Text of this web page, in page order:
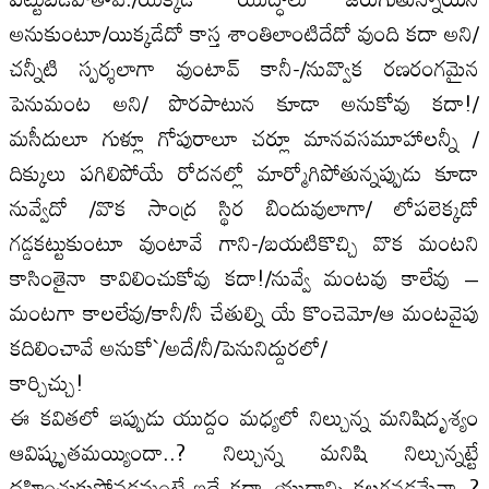
అనుకుంటూ/యిక్కడేదో కాస్త శాంతిలాంటిదేదో వుంది కదా అని/
చన్నీటి స్పర్శలాగా వుంటావ్‌ కానీ-/నువ్వొక రణరంగమైన
పెనుమంట అని/ పొరపాటున కూడా అనుకోవు కదా!/
మసీదులూ గుళ్లూ గోపురాలూ చర్లూ మానవసమూహాలన్నీ /
దిక్కులు పగిలిపోయే రోదనల్లో మార్మోగిపోతున్నప్పుడు కూడా
నువ్వేదో /వొక సాంద్ర స్థిర బిందువులాగా/ లోపలెక్కడో
గడ్డకట్టుకుంటూ వుంటావే గాని-/బయటికొచ్చి వొక మంటని
కాసింతైనా కావిలించుకోవు కదా!/నువ్వే మంటవు కాలేవు –
మంటగా కాలలేవు/కానీ/నీ చేతుల్ని యే కొంచెమో/ఆ మంటవైపు
కదిలించావే అనుకో`/అదే/నీ/పెనునిద్దురలో/
కార్చిచ్చు!
ఈ కవితలో ఇప్పుడు యుద్దం మధ్యలో నిల్చున్న మనిషిదృశ్యం
ఆవిష్కృతమయ్యిందా..? నిల్చున్న మనిషి నిల్చున్నట్టే